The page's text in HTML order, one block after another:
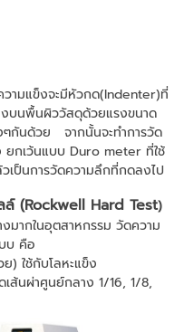
ามแข็งจะมีหัวกด(Indenter)ที่
บนพื้นผิววัสดุด้วยแรงขนาด
ๆกันด้วย จากนั้นจะทำการวัด
กเว้นแบบ Duro meter ที่ใช้
ป็นการวัดความลึกที่กดลงไป
ล์ (Rockwell Hard Test)
มากในอุตสาหกรรม วัดความ
บ คือ
) ใช้กับโลหะแข็ง
ส้นผ่าศูนย์กลาง 1/16, 1/8,